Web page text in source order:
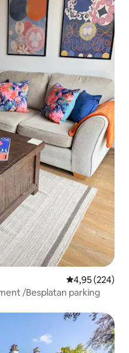
Prosječna
4,95 (224)
/Besplatan parking
„Odabrali gosti”